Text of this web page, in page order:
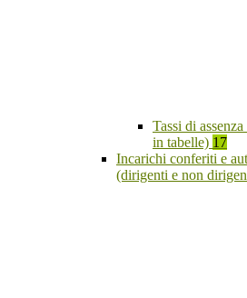
Tassi di
in tabelle) 17
Incarichi conferiti e
(dirigenti e non